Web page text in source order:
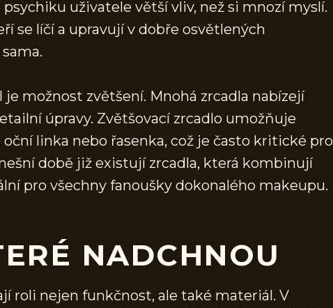
uživatele větší vliv, než si mnozí myslí.
se líčí a upravují v dobře osvětlených
možnost zvětšení. Mnohá zrcadla nabízejí
úpravy. Zvětšovací zrcadlo umožňuje
linka nebo řasenka, což je často kritické pro
době již existují zrcadla, která kombinují
pro všechny fanoušky dokonalého makeupu.
NADCHNOU
roli nejen funkčnost, ale také materiál. V